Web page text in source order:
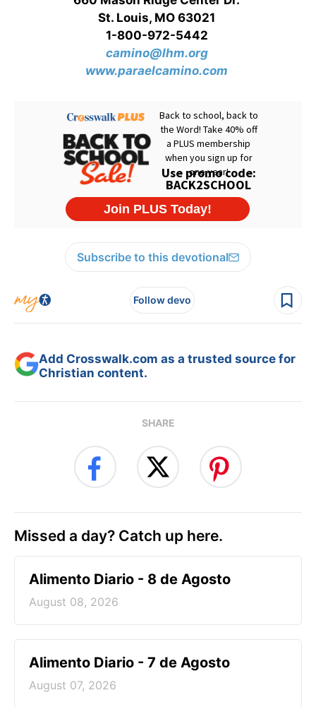
St. Louis, MO 63021
1-800-972-5442
camino@lhm.org
www.paraelcamino.com
Subscribe to this devotional
Follow devo
Add Crosswalk.com as a trusted source for
Christian content.
SHARE
Missed a day? Catch up here.
Alimento Diario - 8 de Agosto
August 08, 2026
Alimento Diario - 7 de Agosto
August 07, 2026